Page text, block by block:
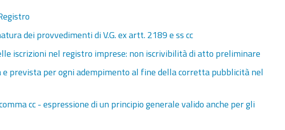
dei provvedimenti di V.G. ex artt. 2189 e ss cc
iscrizioni nel registro imprese: non iscrivibilità di atto preliminare
prevista per ogni adempimento al fine della corretta pubblicità nel
cc - espressione di un principio generale valido anche per gli